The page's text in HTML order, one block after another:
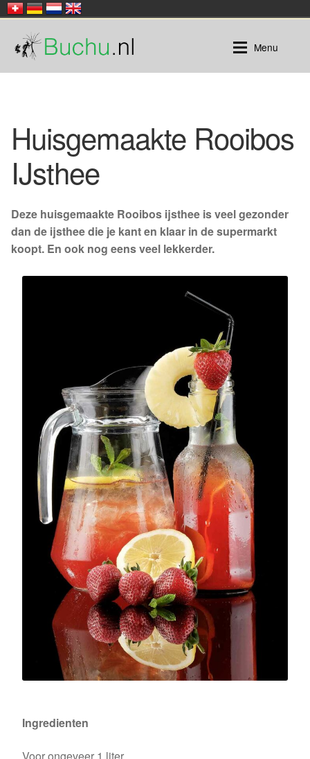
Ga
door
naar
Ga
naar
de
Menu
Buchu |
Buchu thee in zakjes
Rooibos |
Verpakt in zakjes
Cape Kingdom
Sceletia
Mandela Tea
Honeybush |
Buchu shops
Buchu.de
Buchu.eu
Buchu.ch
Honeybush
Rooibos
Huisgemaakte Rooibos
IJsthee
Deze huisgemaakte Rooibos ijsthee is veel gezonder
dan de ijsthee die je kant en klaar in de supermarkt
koopt. En ook nog eens veel lekkerder.
Ingredienten